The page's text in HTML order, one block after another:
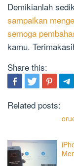
Demikianlah
sampaikan
semoga
kamu.
Share this:
Related posts: